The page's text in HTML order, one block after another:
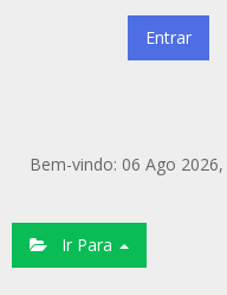
Bem-vindo: 06 Ago 2026,
Ir Para